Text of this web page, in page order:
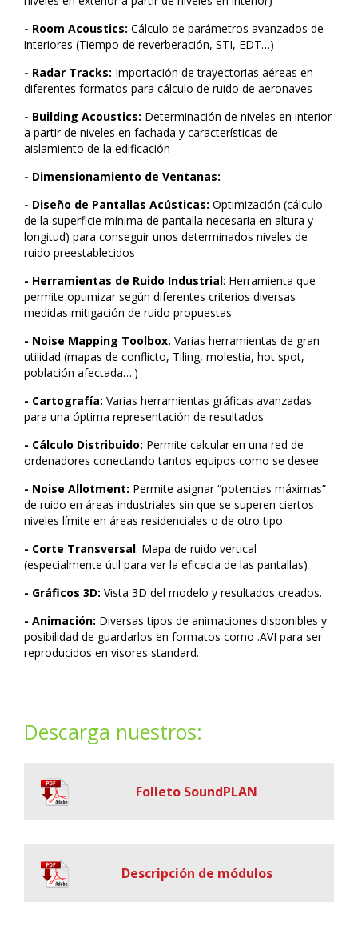
- Room Acoustics: Cálculo de parámetros avanzados de
interiores (Tiempo de reverberación, STI, EDT…)
- Radar Tracks: Importación de trayectorias aéreas en
diferentes formatos para cálculo de ruido de aeronaves
- Building Acoustics: Determinación de niveles en interior
a partir de niveles en fachada y características de
aislamiento de la edificación
- Dimensionamiento de Ventanas:
- Diseño de Pantallas Acústicas: Optimización (cálculo
de la superficie mínima de pantalla necesaria en altura y
longitud) para conseguir unos determinados niveles de
ruido preestablecidos
- Herramientas de Ruido Industrial: Herramienta que
permite optimizar según diferentes criterios diversas
medidas mitigación de ruido propuestas
- Noise Mapping Toolbox. Varias herramientas de gran
utilidad (mapas de conflicto, Tiling, molestia, hot spot,
población afectada….)
- Cartografía: Varias herramientas gráficas avanzadas
para una óptima representación de resultados
- Cálculo Distribuido: Permite calcular en una red de
ordenadores conectando tantos equipos como se desee
- Noise Allotment: Permite asignar “potencias máximas”
de ruido en áreas industriales sin que se superen ciertos
niveles límite en áreas residenciales o de otro tipo
- Corte Transversal: Mapa de ruido vertical
(especialmente útil para ver la eficacia de las pantallas)
- Gráficos 3D: Vista 3D del modelo y resultados creados.
- Animación: Diversas tipos de animaciones disponibles y
posibilidad de guardarlos en formatos como .AVI para ser
reproducidos en visores standard.
Descarga nuestros:
Folleto SoundPLAN
Descripción de módulos